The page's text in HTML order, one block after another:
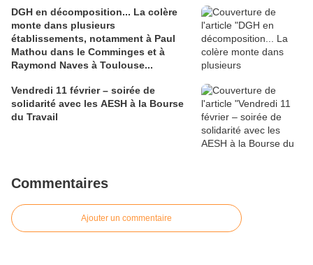
DGH en décomposition... La colère
monte dans plusieurs
établissements, notamment à Paul
Mathou dans le Comminges et à
Raymond Naves à Toulouse...
Vendredi 11 février – soirée de
solidarité avec les AESH à la Bourse
du Travail
Commentaires
Ajouter un commentaire